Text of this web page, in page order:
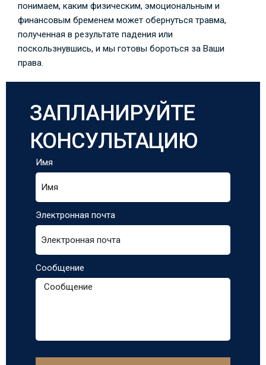
понимаем, каким физическим, эмоциональным и
финансовым бременем может обернуться травма,
полученная в результате падения или
поскользнувшись, и мы готовы бороться за Ваши
права.
ЗАПЛАНИРУЙТЕ
КОНСУЛЬТАЦИЮ
Имя
Электронная почта
Сообщение